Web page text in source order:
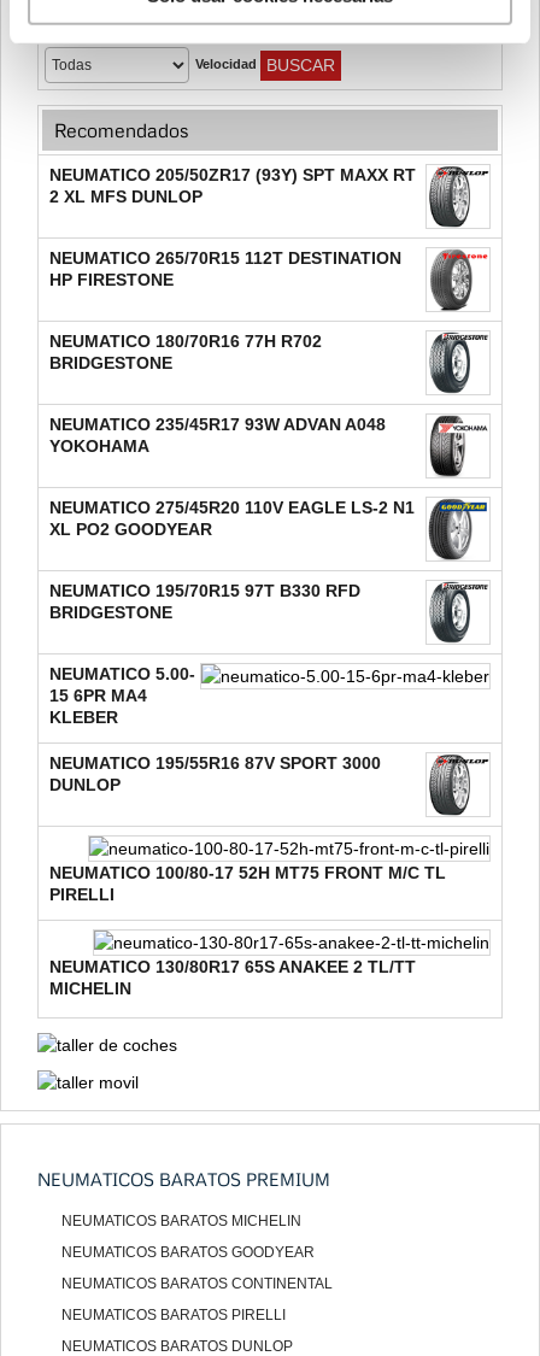
Velocidad
Recomendados
NEUMATICO 205/50ZR17 (93Y) SPT MAXX RT
2 XL MFS DUNLOP
NEUMATICO 265/70R15 112T DESTINATION
HP FIRESTONE
NEUMATICO 180/70R16 77H R702
BRIDGESTONE
NEUMATICO 235/45R17 93W ADVAN A048
YOKOHAMA
NEUMATICO 275/45R20 110V EAGLE LS-2 N1
XL PO2 GOODYEAR
NEUMATICO 195/70R15 97T B330 RFD
BRIDGESTONE
NEUMATICO 5.00-
15 6PR MA4
KLEBER
NEUMATICO 195/55R16 87V SPORT 3000
DUNLOP
NEUMATICO 100/80-17 52H MT75 FRONT M/C TL
PIRELLI
NEUMATICO 130/80R17 65S ANAKEE 2 TL/TT
MICHELIN
NEUMATICOS BARATOS PREMIUM
NEUMATICOS BARATOS MICHELIN
NEUMATICOS BARATOS GOODYEAR
NEUMATICOS BARATOS CONTINENTAL
NEUMATICOS BARATOS PIRELLI
NEUMATICOS BARATOS DUNLOP